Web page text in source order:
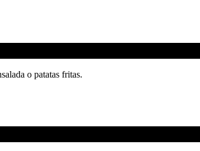
o patatas fritas.